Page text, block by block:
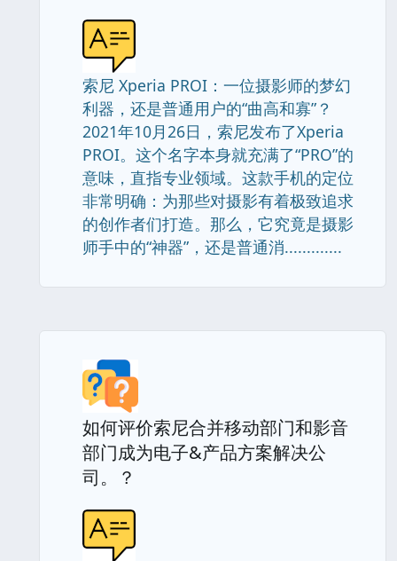
索尼 Xperia PROI：一位摄影师的梦幻
利器，还是普通用户的“曲高和寡”？
2021年10月26日，索尼发布了Xperia
PROI。这个名字本身就充满了“PRO”的
意味，直指专业领域。这款手机的定位
非常明确：为那些对摄影有着极致追求
的创作者们打造。那么，它究竟是摄影
师手中的“神器”，还是普通消.............
如何评价索尼合并移动部门和影音
部门成为电子&产品方案解决公
司。？